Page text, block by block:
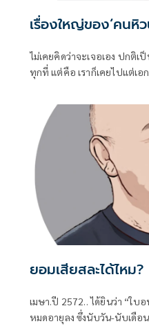
เรื่องใหญ่ของ‘คนหิว
ไม่เคยคิดว่าจะเจอเอง ปกติ
ทุกที่ แต่คือ เราก็เคยไปแต่เอ
ยอมเสียสละได้ไหม?
เมษา.ปี 2572.. ได้ยินว่า “ใ
หมดอายุลง ซึ่งนับวัน-นับเดือ